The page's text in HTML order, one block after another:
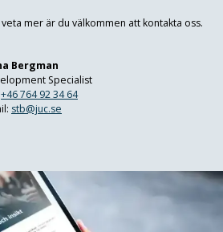
mer är du välkommen att kontakta oss.
Bergman
Specialist
+46 764 92 34 64
stb@juc.se